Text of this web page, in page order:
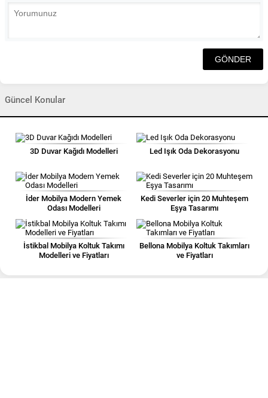
Güncel Konular
3D Duvar Kağıdı Modelleri Led Işık Oda Dekorasyonu
İder Mobilya Modern Yemek
Odası Modelleri
Kedi Severler için 20 Muhteşem
Eşya Tasarımı
İstikbal Mobilya Koltuk Takımı
Modelleri ve Fiyatları
Bellona Mobilya Koltuk Takımları
ve Fiyatları